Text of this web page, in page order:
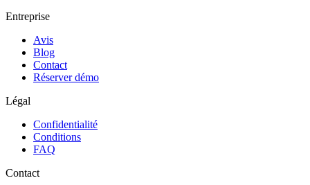
Entreprise
Avis
Blog
Contact
Réserver démo
Légal
Confidentialité
Conditions
FAQ
Contact